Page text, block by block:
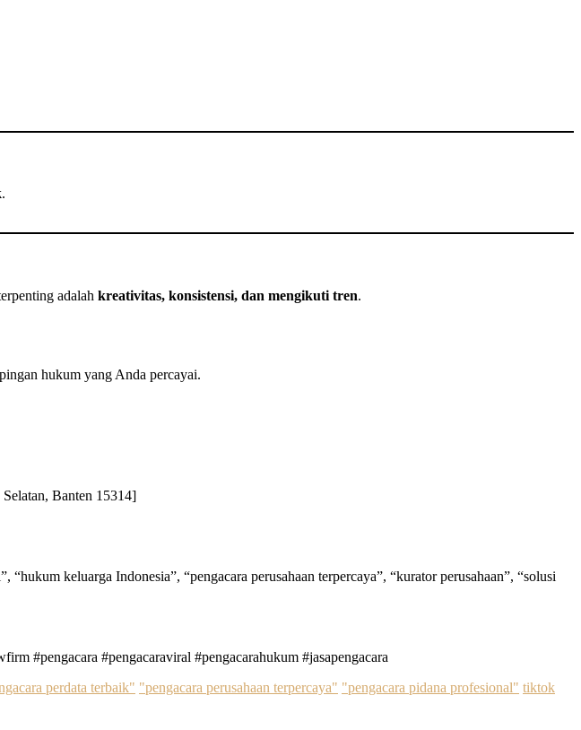
.
adalah kreativitas, konsistensi, dan mengikuti tren.
hukum yang Anda percayai.
Banten 15314]
keluarga Indonesia”, “pengacara perusahaan terpercaya”, “kurator perusahaan”, “solusi
#pengacara #pengacaraviral #pengacarahukum #jasapengacara
perdata terbaik" "pengacara perusahaan terpercaya" "pengacara pidana profesional" tiktok